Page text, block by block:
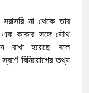
না থেকে তার
এক কাকার সঙ্গে যৌথ
রাখা হয়েছে বলে
বিনিয়োগের তথ্য